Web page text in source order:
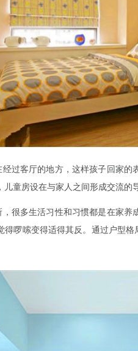
过客厅的地方，这样孩子回家
童房设在与家人之间形成交流的
很多生活习性和习惯都是在家
得啰嗦变得适得其反。通过户型格